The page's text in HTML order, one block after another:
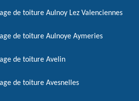
de toiture Aulnoy Lez Valenciennes
de toiture Aulnoye Aymeries
de toiture Avelin
de toiture Avesnelles